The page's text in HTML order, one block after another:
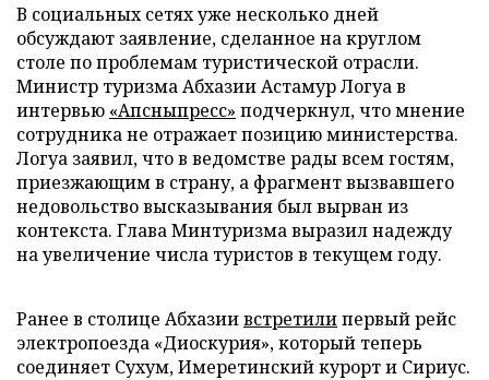
В социальных сетях уже несколько дней
обсуждают заявление, сделанное на круглом
столе по проблемам туристической отрасли.
Министр туризма Абхазии Астамур Логуа в
интервью «Апсныпресс» подчеркнул, что мнение
сотрудника не отражает позицию министерства.
Логуа заявил, что в ведомстве рады всем гостям,
приезжающим в страну, а фрагмент вызвавшего
недовольство высказывания был вырван из
контекста. Глава Минтуризма выразил надежду
на увеличение числа туристов в текущем году.
Ранее в столице Абхазиивстретилипервый рейс
электропоезда «Диоскурия», который теперь
соединяет Сухум, Имеретинский курорт и Сириус.